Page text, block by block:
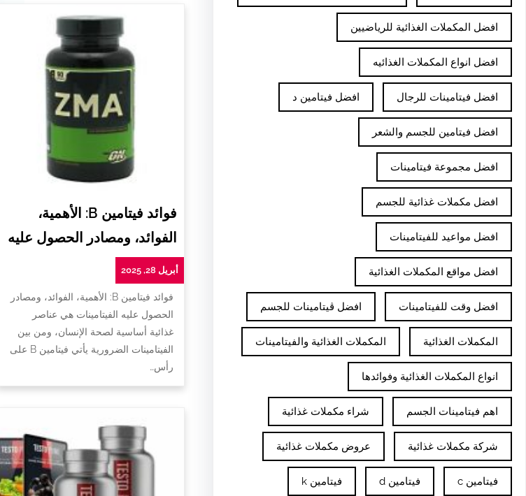
افضل المكملات الغذائية للرياضيين
افضل انواع المكملات الغذائيه
افضل فيتامينات للرجال افضل فيتامين د
افضل فيتامين للجسم والشعر
افضل مجموعة فيتامينات
افضل مكملات غذائية للجسم
افضل مواعيد للفيتامينات
افضل مواقع المكملات الغذائية
افضل وقت للفيتامينات افضل ڤيتامينات للجسم
المكملات الغذائية المكملات الغذائية والفيتامينات
انواع المكملات الغذائية وفوائدها
اهم فيتامينات الجسم شراء مكملات غذائية
شركة مكملات غذائية عروض مكملات غذائية
فيتامين c فيتامين d فيتامين k
فوائد فيتامين B: الأهمية،
الفوائد، ومصادر الحصول عليه
أبريل 28, 2025
فوائد فيتامين B: الأهمية، الفوائد، ومصادر
الحصول عليه الفيتامينات هي عناصر
غذائية أساسية لصحة الإنسان، ومن بين
الفيتامينات الضرورية يأتي فيتامين B على
رأس…